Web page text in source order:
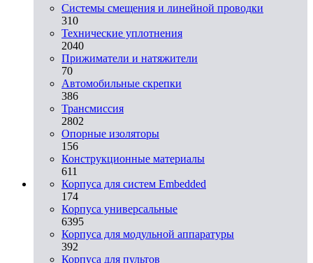
Системы смещения и линейной проводки
310
Технические уплотнения
2040
Прижиматели и натяжители
70
Автомобильные скрепки
386
Трансмиссия
2802
Опорные изоляторы
156
Конструкционные материалы
611
Корпуса для систем Embedded
174
Корпуса универсальные
6395
Корпуса для модульной аппаратуры
392
Корпуса для пультов